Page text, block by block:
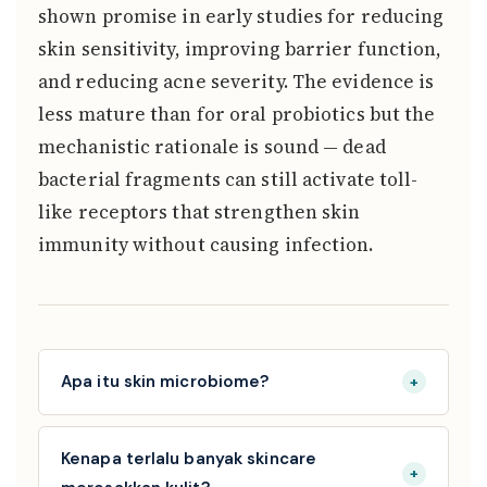
shown promise in early studies for reducing
skin sensitivity, improving barrier function,
and reducing acne severity. The evidence is
less mature than for oral probiotics but the
mechanistic rationale is sound — dead
bacterial fragments can still activate toll-
like receptors that strengthen skin
immunity without causing infection.
Apa itu skin microbiome? +
Skin microbiome adalah komuniti mikroorganisma
— terutamanya bakteria — yang hidup di
Kenapa terlalu banyak skincare
+